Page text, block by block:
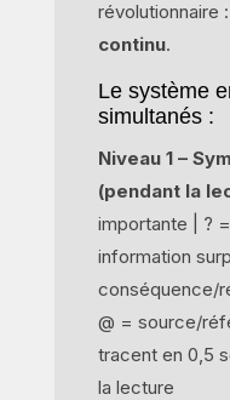
révolutionnaire :
continu.
Le système
simultanés :
Niveau 1 –
(pendant la
importante | ?
information
conséquence/
@ = source/
tracent en 0,5
la lecture